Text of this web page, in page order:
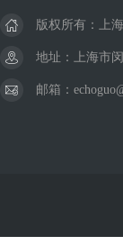
版权所有：上
地址：上海市
邮箱：